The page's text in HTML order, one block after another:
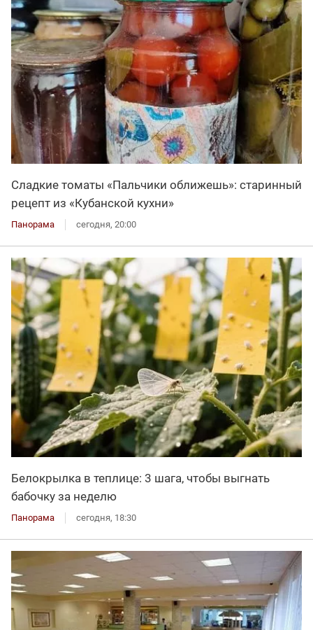
Сладкие томаты «Пальчики оближешь»: старинный
рецепт из «Кубанской кухни»
Панорама сегодня, 20:00
Белокрылка в теплице: 3 шага, чтобы выгнать
бабочку за неделю
Панорама сегодня, 18:30